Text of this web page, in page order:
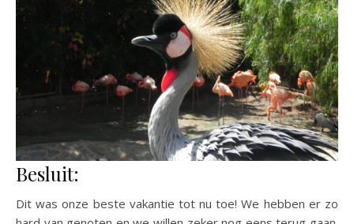
Besluit:
Dit was onze beste vakantie tot nu toe! We hebben er zo